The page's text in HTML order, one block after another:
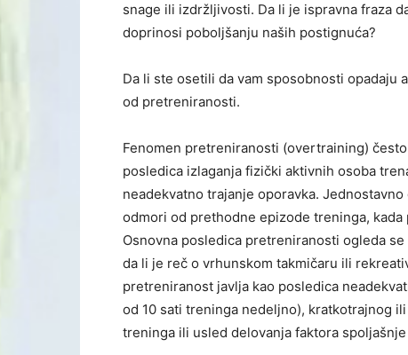
snage ili izdržljivosti. Da li je ispravna fraza
doprinosi poboljšanju naših postignuća?
Da li ste osetili da vam sposobnosti opadaju
od pretreniranosti.
Fenomen pretreniranosti (overtraining)
posledica izlaganja fizički aktivnih osoba
neadekvatno trajanje oporavka.
odmori od prethodne epizode treninga,
Osnovna posledica pretreniranosti ogleda
da li je reč o vrhunskom takmičaru ili
pretreniranost javlja kao posledica
od 10 sati treninga nedeljno), kratkotrajnog
treninga ili usled delovanja faktora